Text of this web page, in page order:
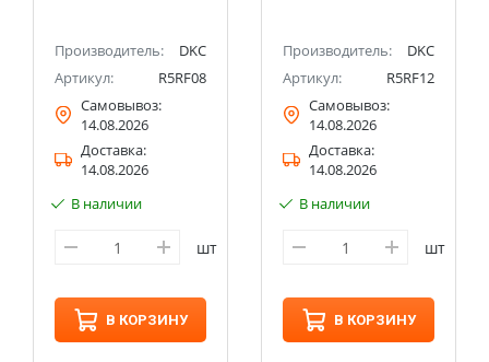
Производитель:
DKC
Артикул:
R5RF08
Самовывоз:
14.08.2026
Доставка:
14.08.2026
В наличии
шт
В КОРЗИНУ
Производитель:
DKC
Артикул:
R5RF12
Самовывоз:
14.08.2026
Доставка:
14.08.2026
В наличии
шт
В КОРЗИНУ